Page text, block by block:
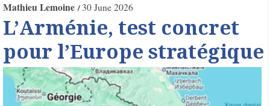
Mathieu Lemoine 30 June 2026
L’Arménie, test concret
pour l’Europe stratégique